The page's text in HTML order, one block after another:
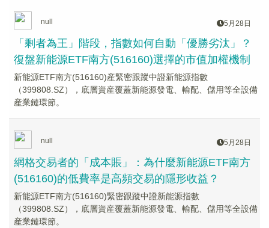
null 5月28日
「剩者為王」階段，指數如何自動「優勝劣汰」？
復盤新能源ETF南方(516160)選擇的市值加權機制
新能源ETF南方(516160)産緊密跟蹤中證新能源指數
（399808.SZ），底層資産覆蓋新能源發電、輸配、儲用等全設備
産業鏈環節。
null 5月28日
網格交易者的「成本賬」：為什麼新能源ETF南方
(516160)的低費率是高頻交易的隱形收益？
新能源ETF南方(516160)緊密跟蹤中證新能源指數
（399808.SZ），底層資産覆蓋新能源發電、輸配、儲用等全設備
産業鏈環節。